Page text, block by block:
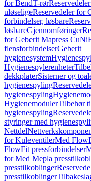
for BendT-rør
uløseligeReservedeler for
forbindelser, løsbare
løsbareGjennomføringer
for Geberit Mapress
flensforbindelserGeberit
hygienesystem
Hygienespylerenheter
dekkplaterSisterner og
hygienespyling
hygienespyling
HygienemodulerTilbehør
hygienespyling
styringer med
Nettdel
for KuleventilerMed
FlowFit pressforbindelser
for Med Mepla
presstilkoblinger
presstilkoblinger